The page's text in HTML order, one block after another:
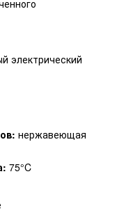
электрический
нержавеющая
75°C